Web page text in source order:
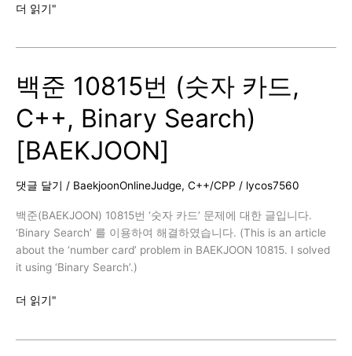
백
(solved.ac,
C++)
[BAEKJOON]
더 읽기"
백준 10815번 (숫자 카드,
C++, Binary Search)
[BAEKJOON]
댓글 달기 / BaekjoonOnlineJudge, C++/CPP / lycos7560
백준(BAEKJOON) 10815번 ‘숫자 카드’ 문제에 대한 글입니다.
‘Binary Search’ 를 이용하여 해결하였습니다. (This is an article
about the ‘number card’ problem in BAEKJOON 10815. I solved
it using ‘Binary Search’.)
백
더 읽기"